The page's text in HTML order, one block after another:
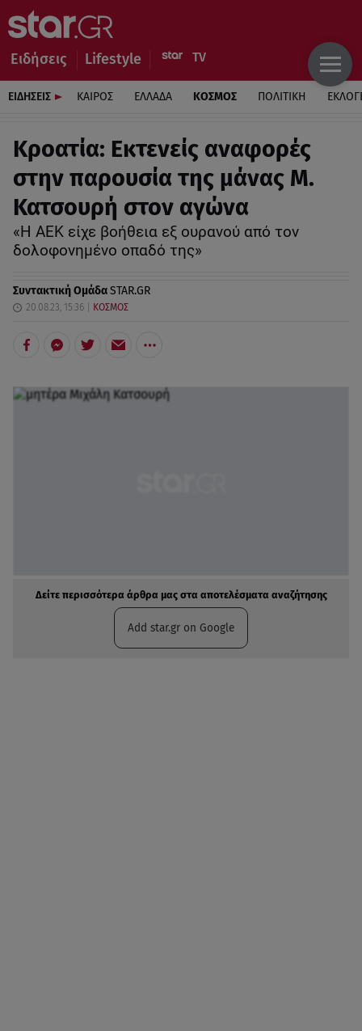
Ειδήσεις Lifestyle
ΕΙΔΗΣΕΙΣ ΚΑΙΡΟΣ ΕΛΛΑΔΑ ΚΟΣΜΟΣ ΠΟΛΙΤΙΚΗ
Κροατία: Eκτενείς αναφορές
στην παρουσία της μάνας Μ.
Κατσουρή στον αγώνα
«Η ΑΕΚ είχε βοήθεια εξ ουρανού από τον
δολοφονημένο οπαδό της»
Συντακτική ΟμάδαSTAR.GR
20.08.23, 15:36 ΚΟΣΜΟΣ
Δείτε περισσότερα άρθρα μας στα αποτελέσματα αναζήτησης
Add star.gr on Google